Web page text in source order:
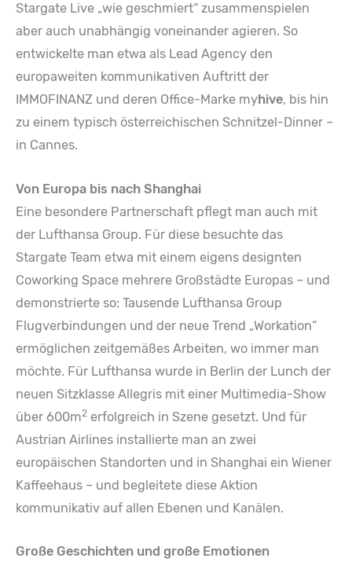
Stargate Live „wie geschmiert“ zusammenspielen
aber auch unabhängig voneinander agieren. So
entwickelte man etwa als Lead Agency den
europaweiten kommunikativen Auftritt der
IMMOFINANZ und deren Office-Marke myhive, bis hin
zu einem typisch österreichischen Schnitzel-Dinner –
in Cannes.
Von Europa bis nach Shanghai
Eine besondere Partnerschaft pflegt man auch mit
der Lufthansa Group. Für diese besuchte das
Stargate Team etwa mit einem eigens designten
Coworking Space mehrere Großstädte Europas – und
demonstrierte so: Tausende Lufthansa Group
Flugverbindungen und der neue Trend „Workation“
ermöglichen zeitgemäßes Arbeiten, wo immer man
möchte. Für Lufthansa wurde in Berlin der Lunch der
neuen Sitzklasse Allegris mit einer Multimedia-Show
über 600m2 erfolgreich in Szene gesetzt. Und für
Austrian Airlines installierte man an zwei
europäischen Standorten und in Shanghai ein Wiener
Kaffeehaus – und begleitete diese Aktion
kommunikativ auf allen Ebenen und Kanälen.
Große Geschichten und große Emotionen